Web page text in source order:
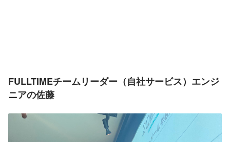
FULLTIMEチームリーダー（自社サービス）エンジ
ニアの佐藤